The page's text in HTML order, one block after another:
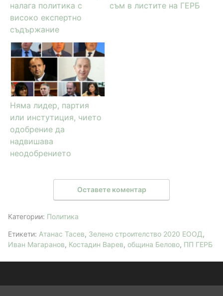
налага политика с
високо експертно
съдържание
съм в листите на ГЕРБ
Няма лидер, партия
или инстутиция, чието
одобрение да
надвишава
неодобрението
Оставете коментар
Категории: Политика
Етикети: Атанас Тасев, Зелено строителство 2020 ЕООД ,
Иван Магаранов, Костадин Варев, община Белово, ПП ГЕРБ